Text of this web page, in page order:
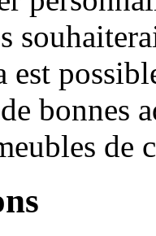
bonnes
de